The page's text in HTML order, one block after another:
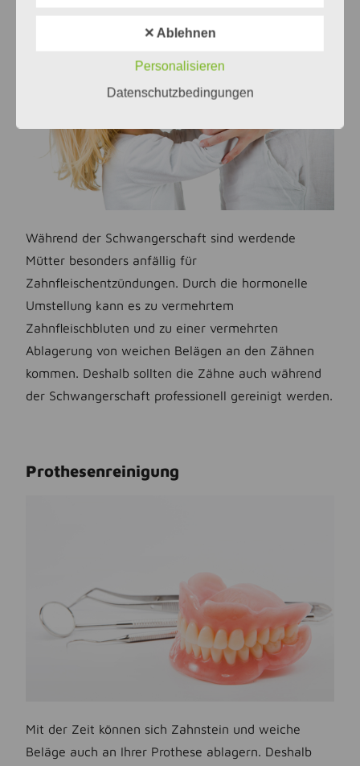
Während der Schwangerschaft sind werdende
Mütter besonders anfällig für
Zahnfleischentzündungen. Durch die hormonelle
Umstellung kann es zu vermehrtem
Zahnfleischbluten und zu einer vermehrten
Ablagerung von weichen Belägen an den Zähnen
kommen. Deshalb sollten die Zähne auch während
der Schwangerschaft professionell gereinigt werden.
Prothesenreinigung
Mit der Zeit können sich Zahnstein und weiche
Beläge auch an Ihrer Prothese ablagern. Deshalb
✕ Ablehnen
Personalisieren
Datenschutzbedingungen